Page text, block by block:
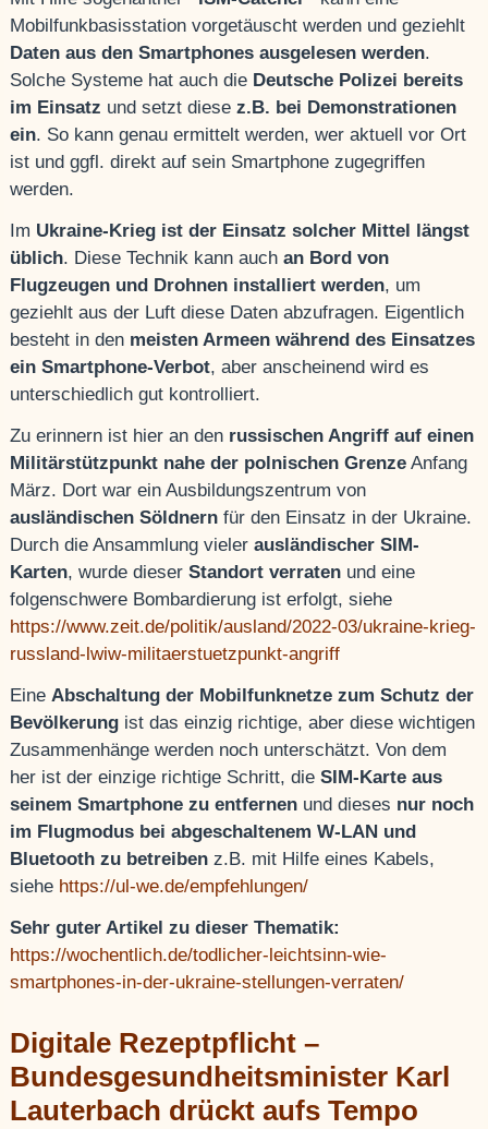
Mobilfunkbasisstation vorgetäuscht werden und geziehlt
Daten aus den Smartphones ausgelesen werden.
Solche Systeme hat auch die Deutsche Polizei bereits
im Einsatz und setzt diesez.B. bei Demonstrationen
ein. So kann genau ermittelt werden, wer aktuell vor Ort
ist und ggfl. direkt auf sein Smartphone zugegriffen
werden.
Im Ukraine-Krieg ist der Einsatz solcher Mittel längst
üblich. Diese Technik kann auchan Bord von
Flugzeugen und Drohnen installiert werden, um
geziehlt aus der Luft diese Daten abzufragen. Eigentlich
besteht in den meisten Armeen während des Einsatzes
ein Smartphone-Verbot, aber anscheinend wird es
unterschiedlich gut kontrolliert.
Zu erinnern ist hier an den russischen Angriff auf einen
Militärstützpunkt nahe der polnischen Grenze Anfang
März. Dort war ein Ausbildungszentrum von
ausländischen Söldnern für den Einsatz in der Ukraine.
Durch die Ansammlung vielerausländischer SIM-
Karten, wurde dieserStandort verraten und eine
folgenschwere Bombardierung ist erfolgt, siehe
https://www.zeit.de/politik/ausland/2022-03/ukraine-krieg-
russland-lwiw-militaerstuetzpunkt-angriff
EineAbschaltung der Mobilfunknetze zum Schutz der
Bevölkerung ist das einzig richtige, aber diese wichtigen
Zusammenhänge werden noch unterschätzt. Von dem
her ist der einzige richtige Schritt, dieSIM-Karte aus
seinem Smartphone zu entfernen und dieses nur noch
im Flugmodus bei abgeschaltenem W-LAN und
Bluetooth zu betreiben z.B. mit Hilfe eines Kabels,
siehe https://ul-we.de/empfehlungen/
Sehr guter Artikel zu dieser Thematik:
https://wochentlich.de/todlicher-leichtsinn-wie-
smartphones-in-der-ukraine-stellungen-verraten/
Digitale Rezeptpflicht –
Bundesgesundheitsminister Karl
Lauterbach drückt aufs Tempo